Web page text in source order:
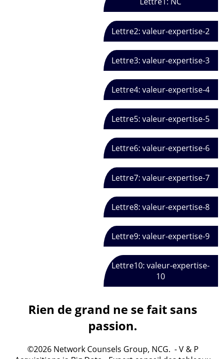
Lettre2: valeur-expertise-2
Lettre3: valeur-expertise-3
Lettre4: valeur-expertise-4
Lettre5: valeur-expertise-5
Lettre6: valeur-expertise-6
Lettre7: valeur-expertise-7
Lettre8: valeur-expertise-8
Lettre9: valeur-expertise-9
Lettre10: valeur-expertise-
10
Rien de grand ne se fait sans
passion.
©2026 Network Counsels Group, NCG. - V & P